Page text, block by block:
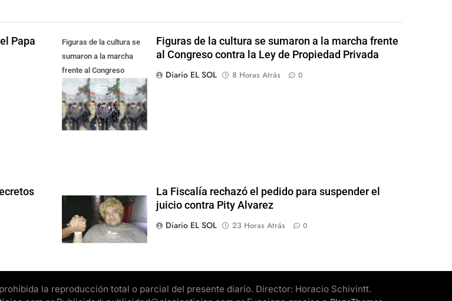
Papa
Figuras de la cultura se
sumaron a la marcha
frente al Congreso
contra la Ley de
Propiedad Privada
Figuras de la cultura se sumaron a la marcha frente
al Congreso contra la Ley de Propiedad Privada
Diario EL SOL
8 Horas Atrás 0
La Fiscalía rechazó el pedido para suspender el
juicio contra Pity Alvarez
Diario EL SOL
23 Horas Atrás 0
la reproducción total o parcial del presente diario. Director: Horacio Schivintt.